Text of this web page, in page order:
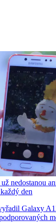
nedostanou
den
Galaxy